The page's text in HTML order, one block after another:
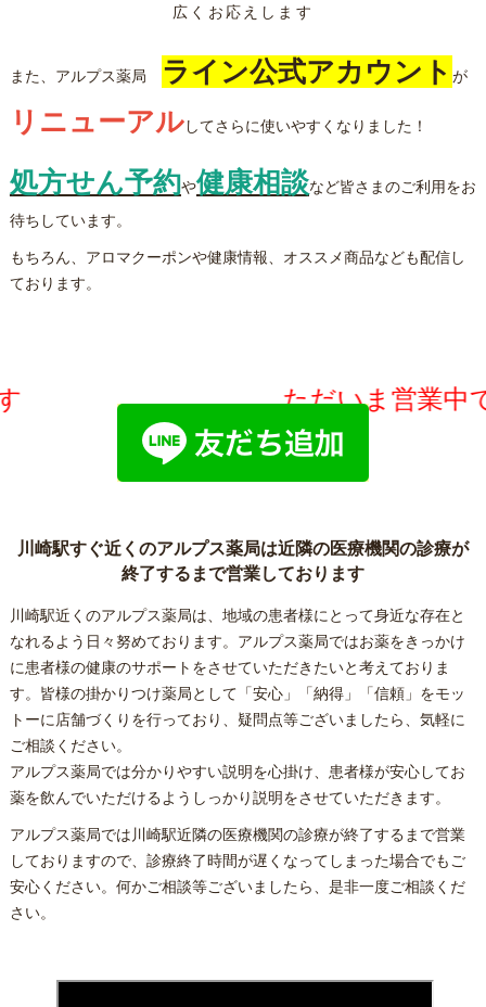
広くお応えします
また、アルプス薬局 ライン公式アカウント が
リニューアルしてさらに使いやすくなりました！
処方せん予約や健康相談など皆さまのご利用をお
待ちしています。
もちろん、アロマクーポンや健康情報、オススメ商品なども配信し
ております。
す ただいま営業
川崎駅すぐ近くのアルプス薬局は近隣の医療機関の診療が
終了するまで営業しております
川崎駅近くのアルプス薬局は、地域の患者様にとって身近な存在と
なれるよう日々努めております。アルプス薬局ではお薬をきっかけ
に患者様の健康のサポートをさせていただきたいと考えておりま
す。皆様の掛かりつけ薬局として「安心」「納得」「信頼」をモッ
トーに店舗づくりを行っており、疑問点等ございましたら、気軽に
ご相談ください。
アルプス薬局では分かりやすい説明を心掛け、患者様が安心してお
薬を飲んでいただけるようしっかり説明をさせていただきます。
アルプス薬局では川崎駅近隣の医療機関の診療が終了するまで営業
しておりますので、診療終了時間が遅くなってしまった場合でもご
安心ください。何かご相談等ございましたら、是非一度ご相談くだ
さい。